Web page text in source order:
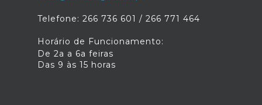
Telefone: 266 736 601 / 266 771 464
Horário de Funcionamento:
De 2a a 6a feiras
Das 9 às 15 horas